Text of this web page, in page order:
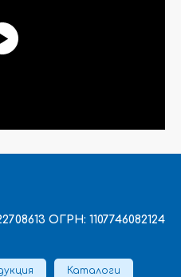
ОГРН: 1107746082124
Каталоги